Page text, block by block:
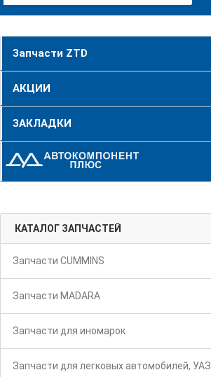
Запчасти ZTD
АКЦИИ
ЗАКЛАДКИ
КАТАЛОГ ЗАПЧАСТЕЙ
Запчасти CUMMINS
Запчасти MADARA
Запчасти для иномарок
Запчасти для легковых автомобилей, УАЗ